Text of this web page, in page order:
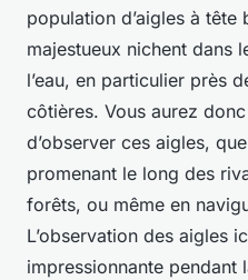
population d’aigles à tête
majestueux nichent dans
l’eau, en particulier près
côtières. Vous aurez
d’observer ces aigles,
promenant le long des
forêts, ou même en
L’observation des aigles
impressionnante